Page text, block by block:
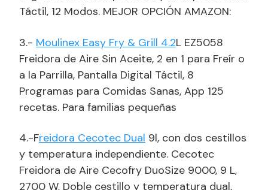
Táctil, 12 Modos. MEJOR OPCIÓN AMAZON:
3.- Moulinex Easy Fry & Grill 4.2L EZ5058
Freidora de Aire Sin Aceite, 2 en 1 para Freír o
a la Parrilla, Pantalla Digital Táctil, 8
Programas para Comidas Sanas, App 125
recetas. Para familias pequeñas
4.-Freidora Cecotec Dual 9l, con dos cestillos
y temperatura independiente. Cecotec
Freidora de Aire Cecofry DuoSize 9000, 9 L,
2700 W, Doble cestillo y temperatura dual,